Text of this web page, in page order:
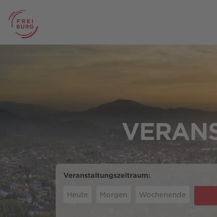
Veranstaltungszeitraum:
Heute Morgen Wochenende